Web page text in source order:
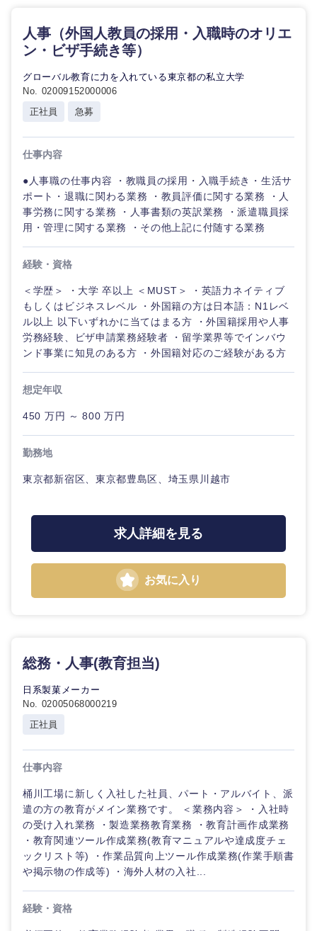
人事（外国人教員の採用・入職時のオリエ
ン・ビザ手続き等）
グローバル教育に力を入れている東京都の私立大学
No. 02009152000006
正社員
急募
仕事内容
●人事職の仕事内容 ・教職員の採用・入職手続き・生活サ
ポート・退職に関わる業務 ・教員評価に関する業務 ・人
事労務に関する業務 ・人事書類の英訳業務 ・派遣職員採
用・管理に関する業務 ・その他上記に付随する業務
経験・資格
＜学歴＞ ・大学 卒以上 ＜MUST＞ ・英語力ネイティブ
もしくはビジネスレベル ・外国籍の方は日本語：N1レベ
ル以上 以下いずれかに当てはまる方 ・外国籍採用や人事
労務経験、ビザ申請業務経験者 ・留学業界等でインバウ
ンド事業に知見のある方 ・外国籍対応のご経験がある方
想定年収
450 万円 ～ 800 万円
勤務地
東京都新宿区、東京都豊島区、埼玉県川越市
求人詳細を見る
お気に入り
総務・人事(教育担当)
日系製菓メーカー
No. 02005068000219
正社員
仕事内容
桶川工場に新しく入社した社員、パート・アルバイト、派
遣の方の教育がメイン業務です。 ＜業務内容＞ ・入社時
の受け入れ業務 ・製造業務教育業務 ・教育計画作成業務
・教育関連ツール作成業務(教育マニュアルや達成度チェ
ックリスト等) ・作業品質向上ツール作成業務(作業手順書
や掲示物の作成等) ・海外人材の入社...
経験・資格